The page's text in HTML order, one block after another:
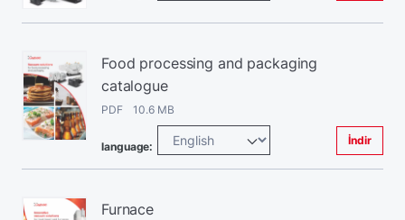
Food processing and packaging
catalogue
PDF 10.6 MB
language: İndir
Furnace